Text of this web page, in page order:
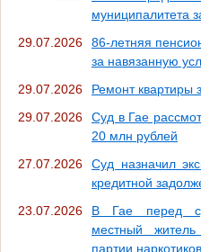
муниципалитета
29.07.2026
86-летняя
за навязанную
29.07.2026
Ремонт квартиры
29.07.2026
Суд в Гае
20 млн рублей
27.07.2026
Суд назначил
кредитной
23.07.2026
В Гае перед
местный
партии наркотиков